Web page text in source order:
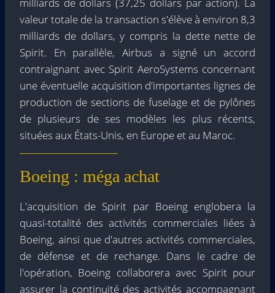
valeur totale de la transaction s'élève à environ 8,3
milliards de dollars, y compris la dette nette de
Spirit. En parallèle, Airbus a signé un accord
contraignant avec Spirit AeroSystems concernant
une éventuelle acquisition d'importantes lignes de
production de sections de fuselage et de pylônes
de plusieurs de ses modèles les plus récents,
situées aux États-Unis, en Europe et au Maroc.
Boeing : méga achat
L'acquisition de Spirit par Boeing englobera la
quasi-totalité des activités commerciales liées à
Boeing, ainsi que d'autres activités commerciales,
de défense et de rechange. Dans le cadre de
l'opération, Boeing collaborera avec Spirit pour
assurer la continuité des activités accompagnant